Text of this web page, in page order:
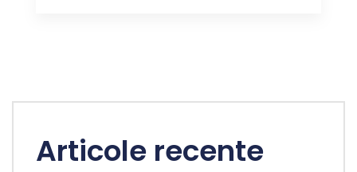
Articole recente